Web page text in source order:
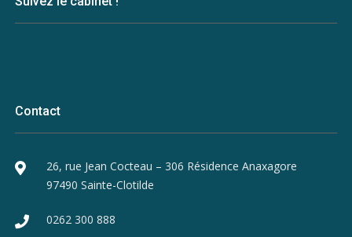
Contact
26, rue Jean Cocteau – 306 Résidence Anaxagore
97490 Sainte-Clotilde
0262 300 888